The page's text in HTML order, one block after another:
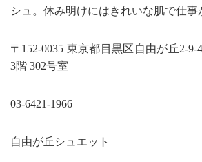
シュ。休み明けにはきれいな肌で仕事
〒152-0035 東京都目黒区自由が丘2-
3階 302号室
03-6421-1966
自由が丘シュエット